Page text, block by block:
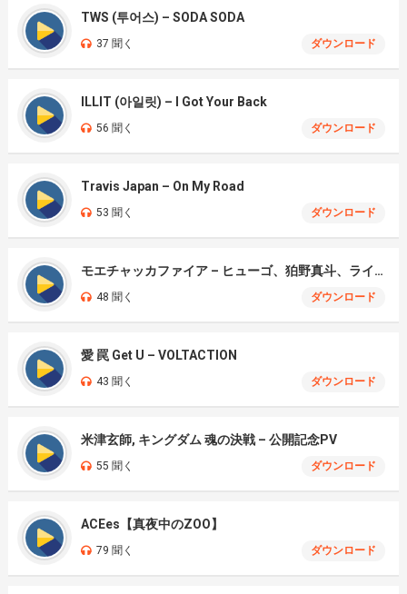
TWS (투어스) – SODA SODA
37 聞く ダウンロード
ILLIT (아일릿) – I Got Your Back
56 聞く ダウンロード
Travis Japan – On My Road
53 聞く ダウンロード
モエチャッカファイア – ヒューゴ、狛野真斗、ライト、セヴェリアン (Cover )
48 聞く ダウンロード
愛 罠 Get U – VOLTACTION
43 聞く ダウンロード
米津玄師, キングダム 魂の決戦 – 公開記念PV
55 聞く ダウンロード
ACEes【真夜中のZOO】
79 聞く ダウンロード